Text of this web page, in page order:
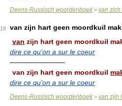
Deens-Russisch woordenboek > van zich
19
van zijn hart geen moordkuil
van zijn hart geen moordkuil
dire ce qu'on a sur le coeur
————————
van zijn hart geen moordkuil
dire ce qu'on a sur le coeur
Deens-Russisch woordenboek > van zijn